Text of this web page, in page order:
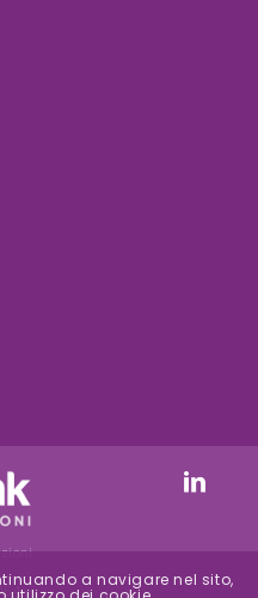
–
a navigare nel sito,